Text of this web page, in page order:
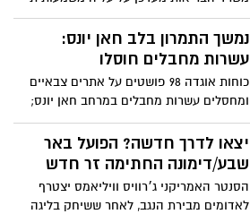
בתחלואה בשפעת ותחלואה בדרכי הנשימה
בכל רחבי הארץ. על פי נתוני משרד הבריאות,
מאות מאושפזים בבתי החולים
נמשך התמרון בלב חאן יונס:
עשרות מחבלים חוסלו
כוחות אוגדה 98 פושטים על אתרים צבאיים
ומחסלים עשרות מחבלים במרחב חאן יונס;
צפו תיעוד: חיסול חוליית מחבלים שירתה על
כוחותינו במרכז הרצועה
יצאו לדרך חדשה? הפועל באר
שבע/דימונה החתימה זר חדש
הסנטר האמריקני ג׳רוויס וויליאמס יצטרף
לאדומים מבירת הנגב, לאחר ששיחק בליגה